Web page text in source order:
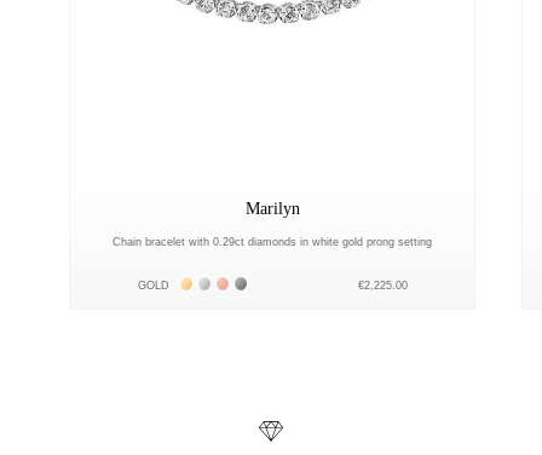
Marilyn
Chain bracelet with 0.29ct diamonds in white gold prong setting
GOLD Жёлтое золото 18К
Белое золото 18К
Розовое золото 18К
Чёрное золото 18К €2,225.00